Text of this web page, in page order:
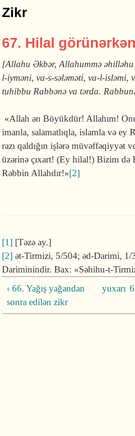
Zikr
67. Hilal
[Allahu Əkbər, Allahummə
l-iyməni, va-s-sələ­məti, va-l-isləmi,
tuhibbu Rabbənə va tərda.
«Allah ən Böyükdür! Allahım!
imanla, sala­matlıqla, islamla və ey
razı qaldığın işlərə müvəffəqiyyət
üzərinə çı­xart! (Ey hilal!) Bizim də
Rəbbin Allahdır!»[2]
[1] [Təzə ay.]
[2] ət-Tirmizi, 5/504; əd-Darimi, 1/
Dariminin­dir. Bax: «Səhihu-t-
‹ 66. Yağış yağandan
sonra edilən zikr
yuxarı